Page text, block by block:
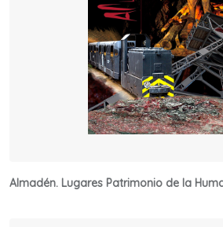
Almadén. Lugares Patrimonio de la